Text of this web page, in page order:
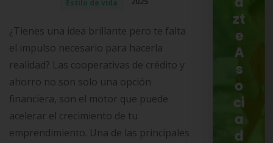
Estilo de vida
¿Tienes una idea brillante pero te falta
el impulso necesario para hacerla
realidad? Las cooperativas de crédito y
ahorro no son solo una opción
financiera, son el motor que puede
acelerar el crecimiento de tu
emprendimiento. Una de las principales
a
zt
e
A
s
o
ci
a
d